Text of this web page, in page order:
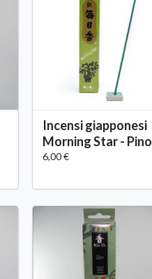
Incensi giapponesi
Morning Star - Pino
6,00 €